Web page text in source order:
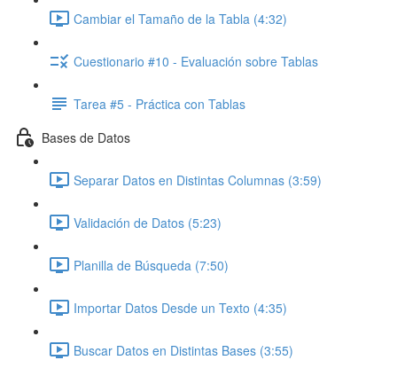
Cambiar el Tamaño de la Tabla (4:32)
Cuestionario #10 - Evaluación sobre Tablas
Tarea #5 - Práctica con Tablas
Bases de Datos
Separar Datos en Distintas Columnas (3:59)
Validación de Datos (5:23)
Planilla de Búsqueda (7:50)
Importar Datos Desde un Texto (4:35)
Buscar Datos en Distintas Bases (3:55)